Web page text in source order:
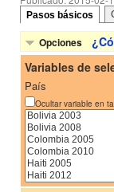
Pasos básicos
Opciones
Variables de
País
Ocultar variable en